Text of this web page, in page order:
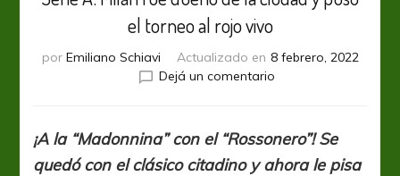
el torneo al rojo vivo
por Emiliano Schiavi Actualizado en 8 febrero, 2022
Dejá un comentarioen
fue
dueño
¡A la “Madonnina” con el “Rossonero”! Se
quedó con el clásico citadino y ahora le pisa